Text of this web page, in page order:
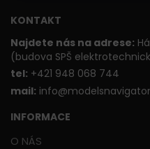
KONTAKT
Najdete nás na adrese:
(budova SPŠ
tel: +421 948 068 744
mail:
INFORMACE
O NÁS